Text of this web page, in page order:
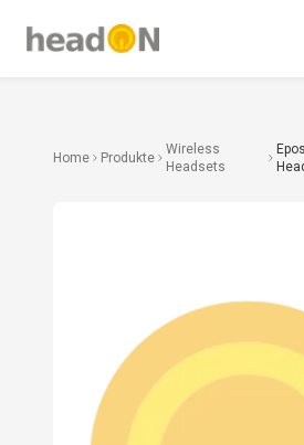
Home Produkte
Wireless
Headsets